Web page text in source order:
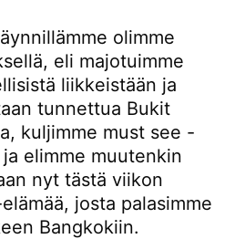
olimme
eli majotuimme
liikkeistään ja
tunnettua Bukit
kuljimme must see -
elimme muutenkin
nyt tästä viikon
josta palasimme
Bangkokiin.